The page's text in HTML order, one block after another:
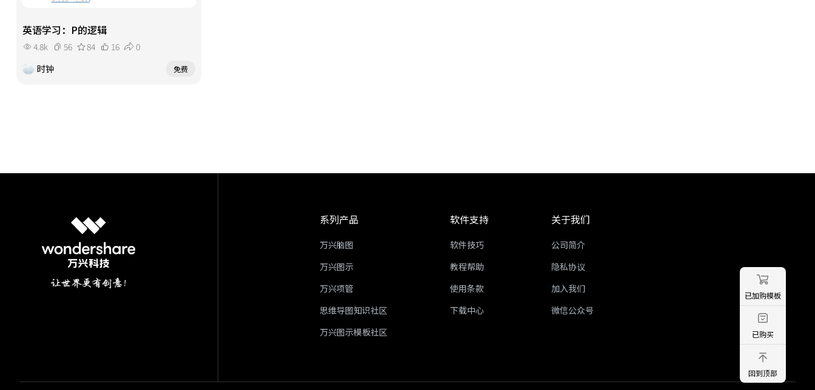
英语学习：P的逻辑
4.8k 56 84 16
0
时钟
免费
已加购模板
已购买
回到顶部
系列产品
万兴脑图
万兴图示
万兴项管
思维导图知识社区
万兴图示模板社区
软件支持
软件技巧
教程帮助
使用条款
下载中心
关于我们
公司简介
隐私协议
加入我们
微信公众号